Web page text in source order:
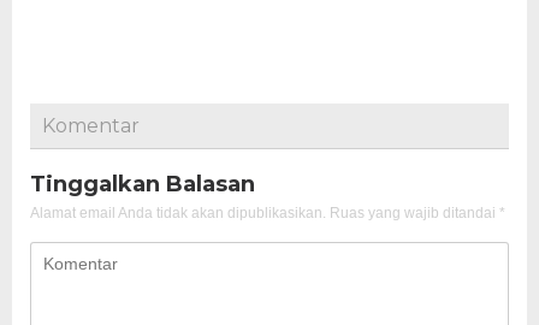
Komentar
Tinggalkan Balasan
Alamat email Anda tidak akan dipublikasikan. Ruas yang wajib ditandai *